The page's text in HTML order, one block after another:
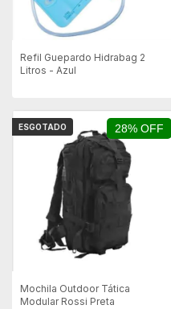
Refil Guepardo Hidrabag 2
Litros - Azul
28% OFF
ESGOTADO
Mochila Outdoor Tática
Modular Rossi Preta